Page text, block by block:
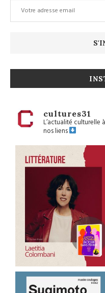
cultures31
L’actualité culturelle
nos liens